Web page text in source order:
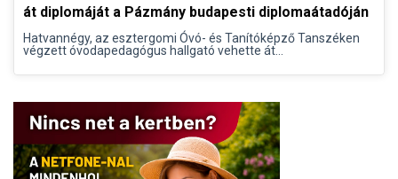
át diplomáját a Pázmány budapesti diplomaátadóján
Hatvannégy, az esztergomi Óvó- és Tanítóképző Tanszéken
végzett óvodapedagógus hallgató vehette át...